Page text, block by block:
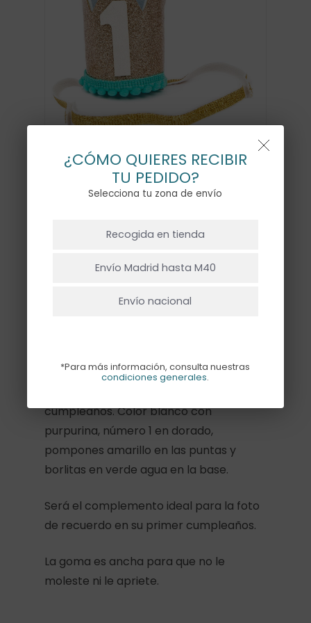
MINI CORONA PRIMER
CUMPLE
cumpleaños. Color blanco con
purpurina, número 1 en dorado,
pompones amarillo en las puntas y
borlitas en verde agua en la base.
Será el complemento ideal para la foto
de recuerdo en su primer cumpleaños.
La goma es ancha para que no le
moleste ni le apriete.
¿CÓMO QUIERES RECIBIR
TU PEDIDO?
Selecciona tu zona de envío
Recogida en tienda
Envío Madrid hasta M40
Envío nacional
*Para más información, consulta nuestras
condiciones generales.